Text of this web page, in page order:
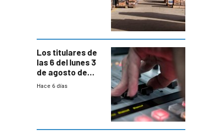
Los titulares de
las 6 del lunes 3
de agosto de
2026
Hace 6 días